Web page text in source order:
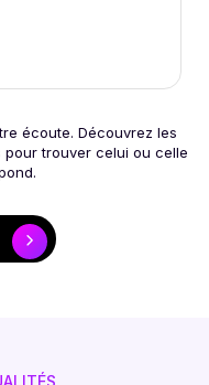
écoute. Découvrez les
trouver celui ou celle